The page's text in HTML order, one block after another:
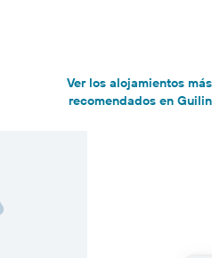
Ver los alojamientos más
recomendados en Guilin